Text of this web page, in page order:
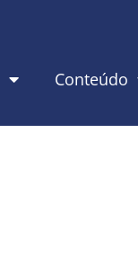
Conteúdo